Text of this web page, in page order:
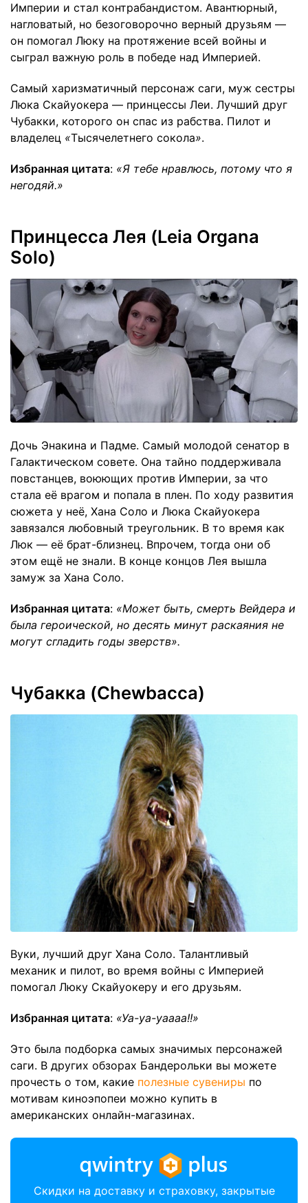
Империи и стал контрабандистом. Авантюрный,
нагловатый, но безоговорочно верный друзьям —
он помогал Люку на протяжение всей войны и
сыграл важную роль в победе над Империей.
Самый харизматичный персонаж саги, муж сестры
Люка Скайуокера — принцессы Леи. Лучший друг
Чубакки, которого он спас из рабства. Пилот и
владелец «Тысячелетнего сокола».
Избранная цитата: «Я тебе нравлюсь, потому что я
негодяй.»
Принцесса Лея (Leia Organa
Solo)
Дочь Энакина и Падме. Самый молодой сенатор в
Галактическом совете. Она тайно поддерживала
повстанцев, воюющих против Империи, за что
стала её врагом и попала в плен. По ходу развития
сюжета у неё, Хана Соло и Люка Скайуокера
завязался любовный треугольник. В то время как
Люк — её брат-близнец. Впрочем, тогда они об
этом ещё не знали. В конце концов Лея вышла
замуж за Хана Соло.
Избранная цитата: «Может быть, смерть Вейдера и
была героической, но десять минут раскаяния не
могут сгладить годы зверств».
Чубакка (Chewbacca)
Вуки, лучший друг Хана Соло. Талантливый
механик и пилот, во время войны с Империей
помогал Люку Скайуокеру и его друзьям.
Избранная цитата: «Уа-уа-уаааа!!»
Это была подборка самых значимых персонажей
саги. В других обзорах Бандерольки вы можете
прочесть о том, какие полезные сувениры по
мотивам киноэпопеи можно купить в
американских онлайн-магазинах.
Скидки на доставку и страховку, закрытые